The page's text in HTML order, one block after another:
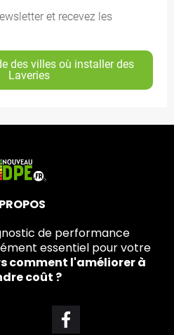
et recevez les
des villes où installer des
Laveries
de performance
essentiel pour votre
comment l'améliorer à
coût ?